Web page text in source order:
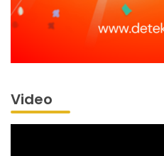
Video